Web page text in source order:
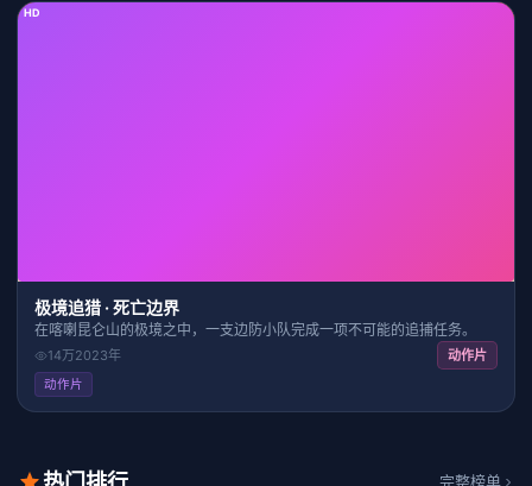
HD
极境追猎 · 死亡边界
在喀喇昆仑山的极境之中，一支边防小队完成一项不可能的追捕任务。
14万2023年 动作片
动作片
完整榜单